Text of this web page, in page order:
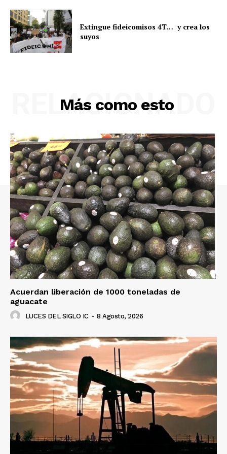
Extingue fideicomisos 4T… y crea los
suyos
Más como esto
RELACIONADO
Acuerdan liberación de 1000 toneladas de
aguacate
LUCES DEL SIGLO IC - 8 Agosto, 2026